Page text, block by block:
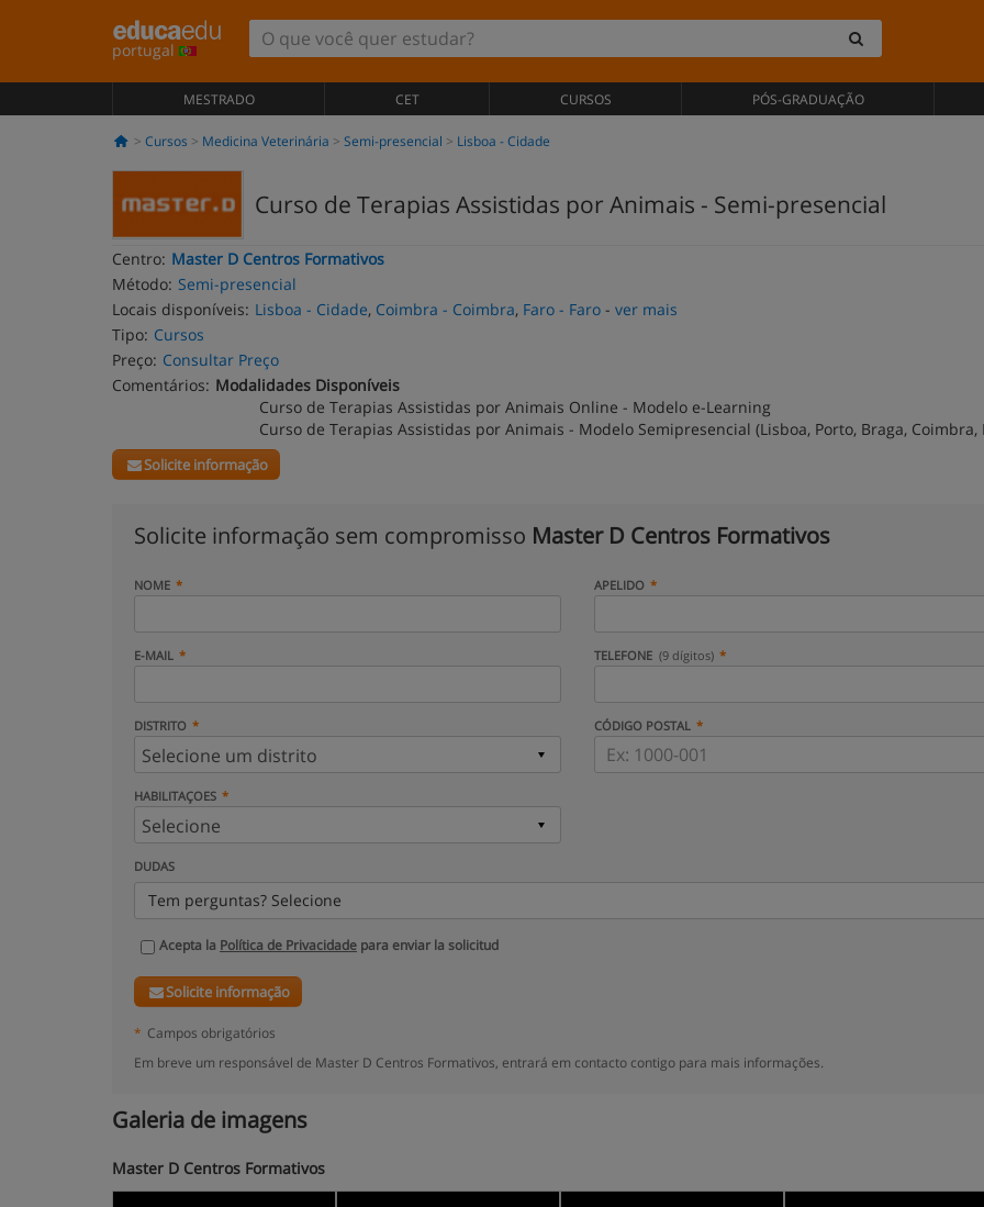
portugal
MESTRADO CET CURSOS PÓS-GRADUAÇÃO
Cursos Medicina Veterinária Semi-presencial Lisboa - Cidade
Curso de Terapias Assistidas por Animais - Semi-presencial
Centro: Master D Centros Formativos
Método: Semi-presencial
Locais disponíveis: Lisboa - Cidade, Coimbra - Coimbra, Faro - Faro - ver mais
Tipo: Cursos
Preço: Consultar Preço
Comentários: Modalidades Disponíveis
Curso de Terapias Assistidas por Animais Online - Modelo e-Learning
Curso de Terapias Assistidas por Animais - Modelo Semipresencial (Lisboa, Porto, Braga, Coimbra,
Solicite informação
Solicite informação sem compromisso Master D Centros Formativos
NOME APELIDO
E-MAIL TELEFONE (9 dígitos)
DISTRITO CÓDIGO POSTAL
HABILITAÇOES
DUDAS
Tem perguntas? Selecione
Acepta la Política de Privacidade para enviar la solicitud
Solicite informação
* Campos obrigatórios
Em breve um responsável de Master D Centros Formativos, entrará em contacto contigo para mais informações.
Galeria de imagens
Master D Centros Formativos